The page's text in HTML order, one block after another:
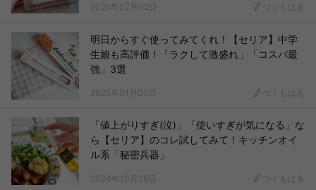
2025年02月02日 つくもはる
明日からすぐ使ってみてくれ！【セリア】中学
生娘も高評価！「ラクして激盛れ」「コスパ最
強」3選
2025年01月05日 つくもはる
「値上がりすぎ(泣)」「使いすぎが気になる」な
ら【セリア】のコレ試してみて！キッチンオイ
ル系「秘密兵器」
2024年10月26日 つくもはる